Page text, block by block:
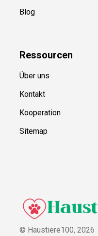
Blog
Ressourcen
Über uns
Kontakt
Kooperation
Sitemap
© Haustiere100, 2026